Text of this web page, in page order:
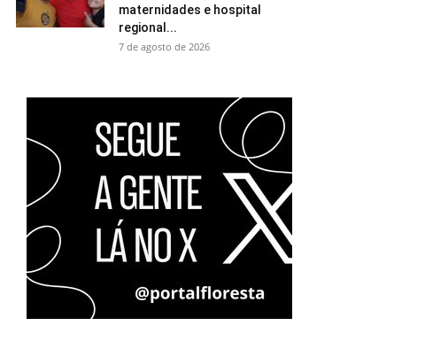
maternidades e hospital
regional...
7 de agosto de 2026